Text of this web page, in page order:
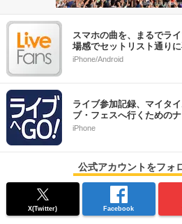
スマホの曲を、まるでラ
場感でセットリスト通り
iPhone/Android
ライブ参加記録、マイタ
ブ・フェスへ行くための
iPhone
公式アカウントをフォ
X(Twitter) Facebook